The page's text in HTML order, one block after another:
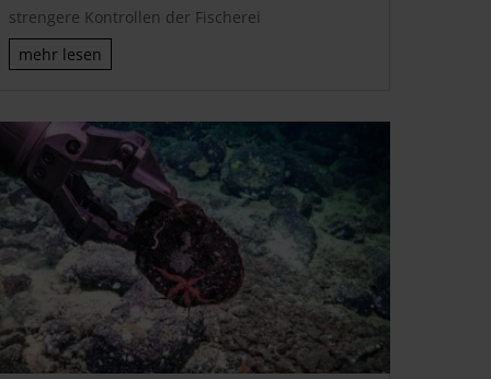
strengere Kontrollen der Fischerei
mehr lesen